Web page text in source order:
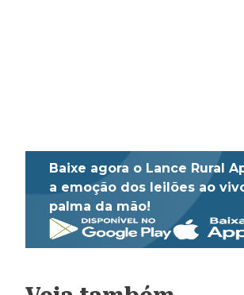
Baixe agora o Lance Rural
a emoção dos leilões ao
palma da mão!